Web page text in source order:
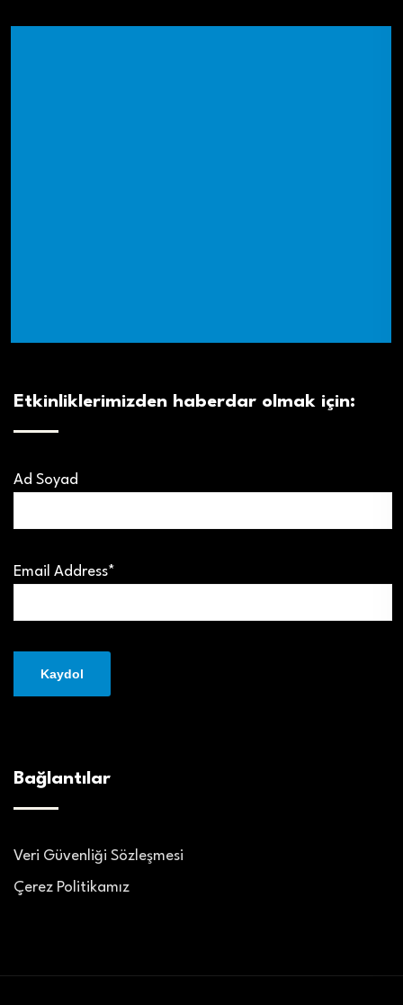
Etkinliklerimizden haberdar olmak için:
Ad Soyad
Email Address*
Bağlantılar
Veri Güvenliği Sözleşmesi
Çerez Politikamız